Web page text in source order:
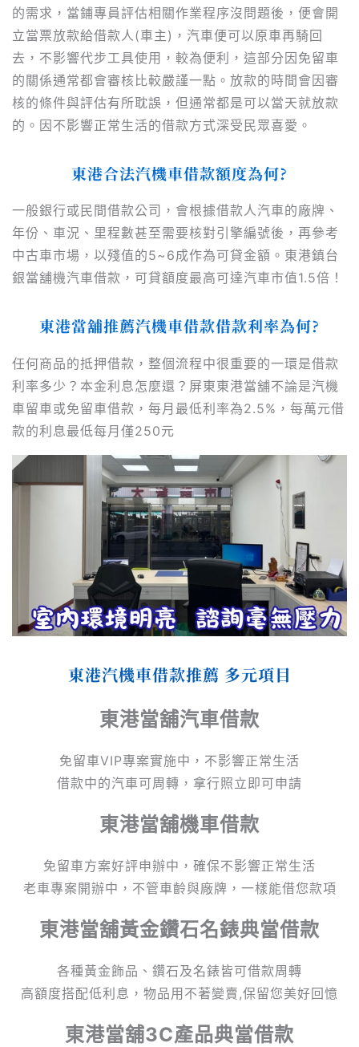
的需求，當鋪專員評估相關作業程序沒問題後，便會開
立當票放款給借款人(車主)，汽車便可以原車再騎回
去，不影響代步工具使用，較為便利，這部分因免留車
的關係通常都會審核比較嚴謹一點。放款的時間會因審
核的條件與評估有所耽誤，但通常都是可以當天就放款
的。因不影響正常生活的借款方式深受民眾喜愛。
東港合法汽機車借款額度為何?
一般銀行或民間借款公司，會根據借款人汽車的廠牌、
年份、車況、里程數甚至需要核對引擎編號後，再參考
中古車市場，以殘值的5~6成作為可貸金額。東港鎮台
銀當舖機汽車借款，可貸額度最高可達汽車市值1.5倍！
東港當舖推薦汽機車借款借款利率為何?
任何商品的抵押借款，整個流程中很重要的一環是借款
利率多少？本金利息怎麼還？屏東東港當舖不論是汽機
車留車或免留車借款，每月最低利率為2.5%，每萬元借
款的利息最低每月僅250元
東港汽機車借款推薦 多元項目
東港當舖汽車借款
免留車VIP專案實施中，不影響正常生活
借款中的汽車可周轉，拿行照立即可申請
東港當舖機車借款
免留車方案好評申辦中，確保不影響正常生活
老車專案開辦中，不管車齡與廠牌，一樣能借您款項
東港當舖黃金鑽石名錶典當借款
各種黃金飾品、鑽石及名錶皆可借款周轉
高額度搭配低利息，物品用不著變賣,保留您美好回憶
東港當舖3C產品典當借款